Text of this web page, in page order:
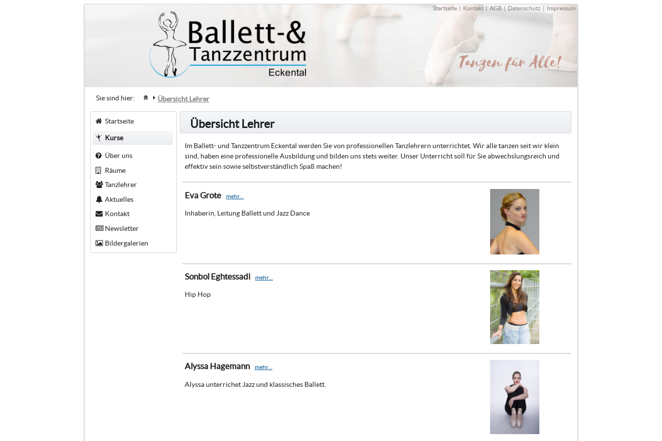
Startseite | Kontakt | AGB | Datenschutz | Impressum
Sie sind hier: Übersicht Lehrer
Startseite
Kurse
Über uns
Räume
Tanzlehrer
Aktuelles
Kontakt
Newsletter
Bildergalerien
Übersicht Lehrer
Im Ballett- und Tanzzentrum Eckental werden Sie von professionellen Tanzlehrern unterrichtet. Wir alle tanzen seit wir klein
sind, haben eine professionelle Ausbildung und bilden uns stets weiter. Unser Unterricht soll für Sie abwechslungsreich und
effektiv sein sowie selbstverständlich Spaß machen!
Eva Grote mehr...
Inhaberin, Leitung Ballett und Jazz Dance
Sonbol Eghtessadi mehr...
Hip Hop
Alyssa Hagemann mehr...
Alyssa unterrichet Jazz und klassisches Ballett.